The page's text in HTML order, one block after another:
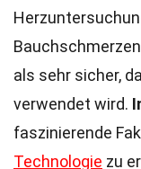
als sehr sicher,
verwendet wird.
faszinierende
Technologie zu